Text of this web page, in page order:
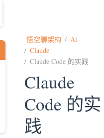
悟空聊架构
Ai
Claude
Claude Code 的实践
Claude
Code 的实
践